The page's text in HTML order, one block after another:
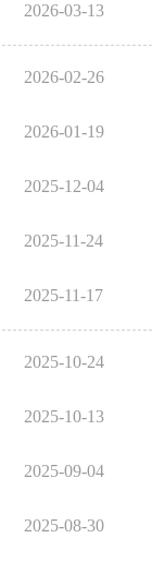
2026-03-13
2026-02-26
2026-01-19
2025-12-04
2025-11-24
2025-11-17
2025-10-24
2025-10-13
2025-09-04
2025-08-30